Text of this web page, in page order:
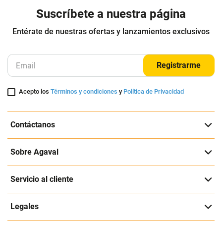
Suscríbete a nuestra página
Entérate de nuestras ofertas y lanzamientos exclusivos
Registrarme
Acepto losTérminos y condiciones y Política de Privacidad
Contáctanos
Sobre Agaval
Servicio al cliente
Legales